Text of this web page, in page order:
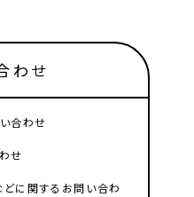
わせ
合わせ
せ
に関するお問い合わ